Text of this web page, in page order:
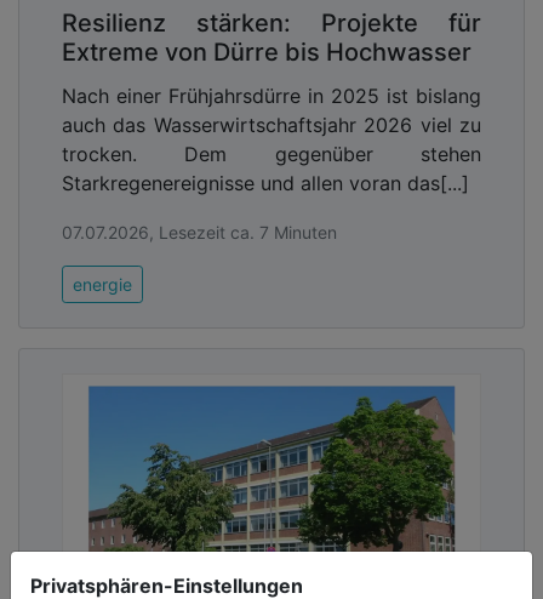
Privatsphären-Einstellungen
Resilienz stärken: Projekte für
Extreme von Dürre bis Hochwasser
Nach einer Frühjahrsdürre in 2025 ist bislang
auch das Wasserwirtschaftsjahr 2026 viel zu
trocken. Dem gegenüber stehen
Starkregenereignisse und allen voran das[...]
07.07.2026, Lesezeit ca. 7 Minuten
energie